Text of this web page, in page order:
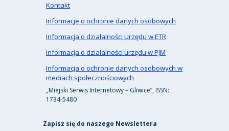
Kontakt
Informacje o ochronie danych osobowych
Informacja o działalności Urzędu w ETR
Informacja o działalności urzędu w PJM
Informacja o ochronie danych osobowych w
mediach społecznościowych
„Miejski Serwis Internetowy – Gliwice”, ISSN:
1734-5480
Zapisz się do naszego Newslettera